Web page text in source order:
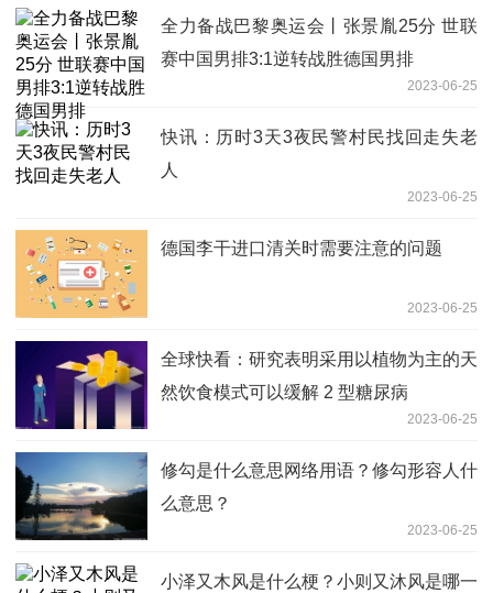
全力备战巴黎奥运会丨张景胤25分 世联
赛中国男排3:1逆转战胜德国男排
2023-06-25
快讯：历时3天3夜民警村民找回走失老
人
2023-06-25
德国李干进口清关时需要注意的问题
2023-06-25
全球快看：研究表明采用以植物为主的天
然饮食模式可以缓解 2 型糖尿病
2023-06-25
修勾是什么意思网络用语？修勾形容人什
么意思？
2023-06-25
小泽又木风是什么梗？小则又沐风是哪一